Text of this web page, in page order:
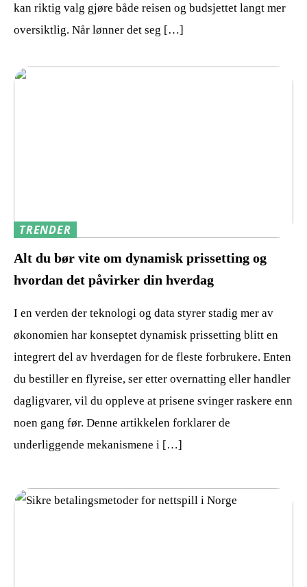
kan riktig valg gjøre både reisen og budsjettet langt mer
oversiktlig. Når lønner det seg […]
TRENDER
Alt du bør vite om dynamisk prissetting og
hvordan det påvirker din hverdag
I en verden der teknologi og data styrer stadig mer av
økonomien har konseptet dynamisk prissetting blitt en
integrert del av hverdagen for de fleste forbrukere. Enten
du bestiller en flyreise, ser etter overnatting eller handler
dagligvarer, vil du oppleve at prisene svinger raskere enn
noen gang før. Denne artikkelen forklarer de
underliggende mekanismene i […]